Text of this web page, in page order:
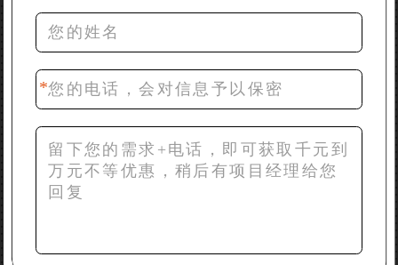
42分钟前 梁先生：膨润土磨到200目，用什么磨粉设
备？